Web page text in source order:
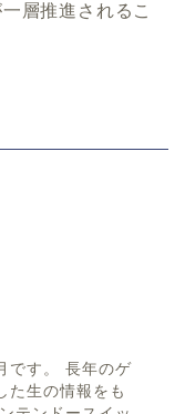
層推進されるこ
です。 長年のゲ
た生の情報をも